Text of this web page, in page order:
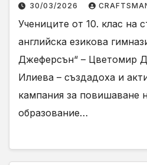
30/03/2026
Учениците от 10. клас на
английска езикова
Джеферсън“ – Цветомир
Илиева – създадоха и
кампания за повишаване
образование…